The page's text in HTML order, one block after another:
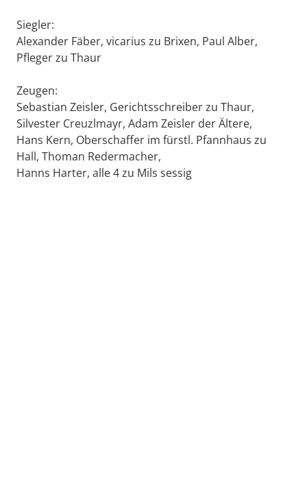
Siegler:
Alexander Fäber, vicarius zu Brixen, Paul Alber,
Pfleger zu Thaur
Zeugen:
Sebastian Zeisler, Gerichtsschreiber zu Thaur,
Silvester Creuzlmayr, Adam Zeisler der Ältere,
Hans Kern, Oberschaffer im fürstl. Pfannhaus zu
Hall, Thoman Redermacher,
Hanns Harter, alle 4 zu Mils sessig